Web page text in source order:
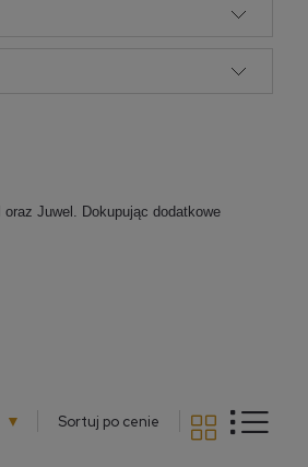
Juwel. Dokupując dodatkowe
▼ Sortuj po cenie